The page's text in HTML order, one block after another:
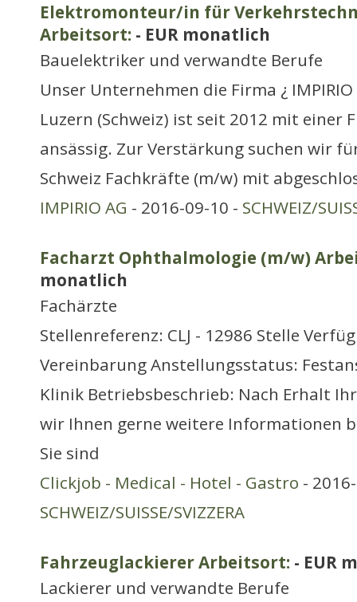
Elektromonteur/in für
Arbeitsort: - EUR monatlich
Bauelektriker und verwandte Berufe
Unser Unternehmen die Firma ¿
Luzern (Schweiz) ist seit 2012 mit einer
ansässig. Zur Verstärkung suchen wir
Schweiz Fachkräfte (m/w) mit
IMPIRIO AG - 2016-09-10 - SCHWEIZ/
Facharzt Ophthalmologie (m/w)
monatlich
Fachärzte
Stellenreferenz: CLJ - 12986 Stelle
Vereinbarung Anstellungsstatus:
Klinik Betriebsbeschrieb: Nach Erhalt
wir Ihnen gerne weitere Informationen
Sie sind
Clickjob - Medical - Hotel - Gastro -
SCHWEIZ/SUISSE/SVIZZERA
Fahrzeuglackierer Arbeitsort: - EUR
Lackierer und verwandte Berufe